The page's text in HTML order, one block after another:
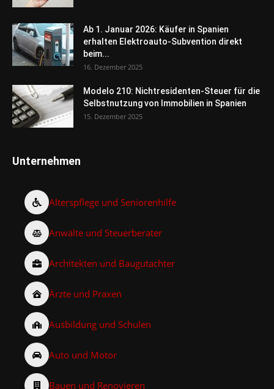
Ab 1. Januar 2026: Käufer in Spanien
erhalten Elektroauto-Subvention direkt
beim...
16. Dezember 2025
Modelo 210: Nichtresidenten-Steuer für die
Selbstnutzung von Immobilien in Spanien
15. Dezember 2025
Unternehmen
Alterspflege und Seniorenhilfe
Anwälte und Steuerberater
Architekten und Baugutachter
Ärzte und Praxen
Ausbildung und Schulen
Auto und Motor
Bauen und Renovieren